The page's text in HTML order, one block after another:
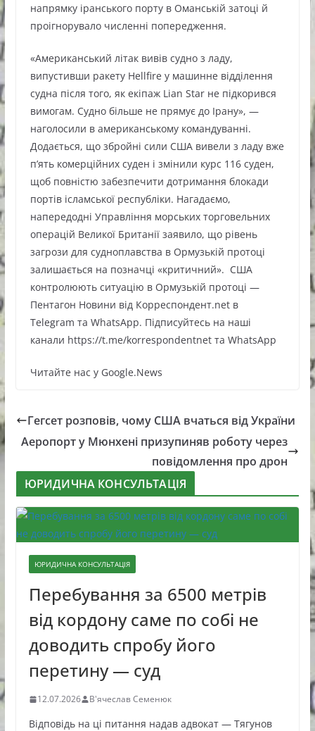
напрямку іранського порту в Оманській затоці й
проігнорувало численні попередження.
«Американський літак вивів судно з ладу,
випустивши ракету Hellfire у машинне відділення
судна після того, як екіпаж Lian Star не підкорився
вимогам. Судно більше не прямує до Ірану», —
наголосили в американському командуванні.
Додається, що збройні сили США вивели з ладу вже
п’ять комерційних суден і змінили курс 116 суден,
щоб повністю забезпечити дотримання блокади
портів ісламської республіки. Нагадаємо,
напередодні Управління морських торговельних
операцій Великої Британії заявило, що рівень
загрози для судноплавства в Ормузькій протоці
залишається на позначці «критичний». США
контролюють ситуацію в Ормузькій протоці —
Пентагон Новини від Корреспондент.net в
Telegram та WhatsApp. Підписуйтесь на наші
канали https://t.me/korrespondentnet та WhatsApp
Читайте нас у Google.News
Гегсет розповів, чому США вчаться від України
Аеропорт у Мюнхені призупиняв роботу через
повідомлення про дрон
ЮРИДИЧНА КОНСУЛЬТАЦІЯ
ЮРИДИЧНА КОНСУЛЬТАЦІЯ
Перебування за 6500 метрів
від кордону саме по собі не
доводить спробу його
перетину — суд
12.07.2026 В'ячеслав Семенюк
Відповідь на ці питання надав адвокат — Тягунов